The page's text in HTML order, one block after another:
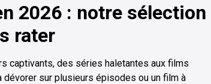
2026 : notre sélection
rater
captivants, des séries haletantes aux films
dévorer sur plusieurs épisodes ou un film à